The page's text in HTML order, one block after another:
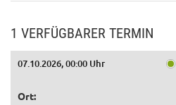
1 VERFÜGBARER TERMIN
07.10.2026, 00:00 Uhr
Ort: